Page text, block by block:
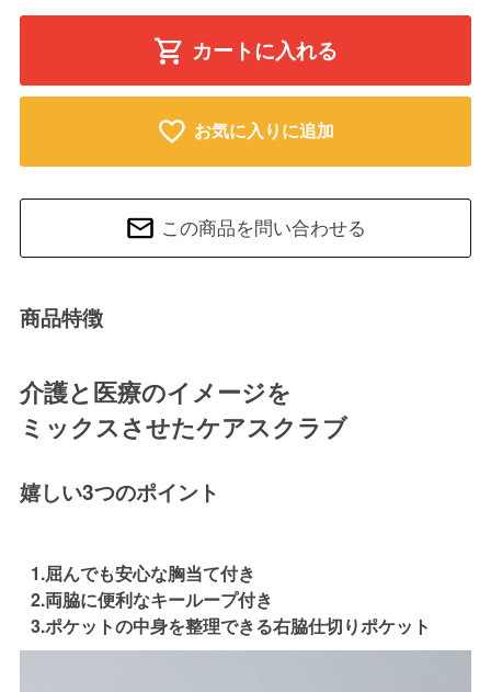
カートに入れる
お気に入りに追加
この商品を問い合わせる
商品特徴
介護と医療のイメージを
ミックスさせたケアスクラブ
嬉しい3つのポイント
1.屈んでも安心な胸当て付き
2.両脇に便利なキーループ付き
3.ポケットの中身を整理できる右脇仕切りポケット